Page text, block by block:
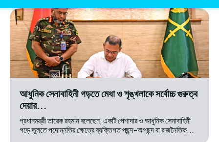
ফোকাস
আধুনিক সেনাবাহিনী গড়তে মেধা ও শৃঙ্খলাকে সর্বোচ্চ গুরুত্ব
দেয়ার...
প্রধানমন্ত্রী তারেক রহমান বলেছেন, একটি পেশাদার ও আধুনিক সেনাবাহিনী
গড়ে তুলতে পদোন্নতির ক্ষেত্রে ব্যক্তিগত পছন্দ-অপছন্দ বা রাজনৈতিক...